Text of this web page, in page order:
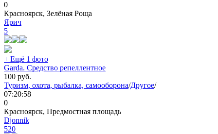
0
Красноярск, Зелёная Роща
Ярич
5
+ Ещё 1 фото
Garda. Средство репеллентное
100 руб.
Туризм, охота, рыбалка, самооборона/Другое/
07:20:58
0
Красноярск, Предмостная площадь
Djonnik
520